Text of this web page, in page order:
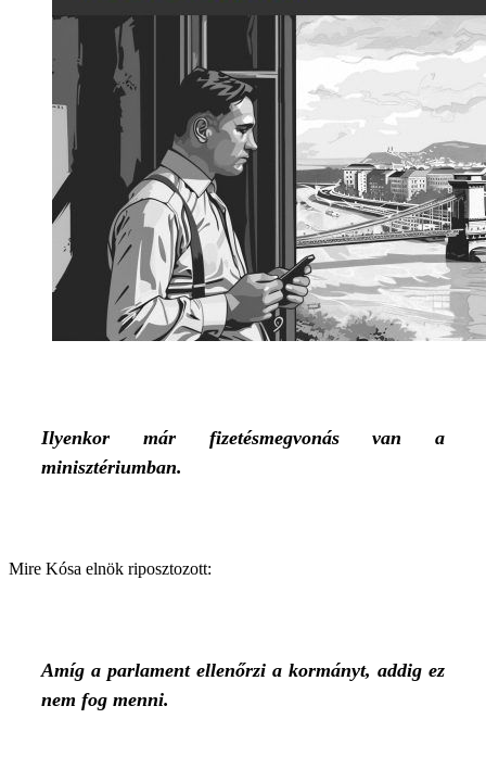
Ilyenkor már fizetésmegvonás van a
minisztériumban.
Mire Kósa elnök riposztozott:
Amíg a parlament ellenőrzi a kormányt, addig ez
nem fog menni.